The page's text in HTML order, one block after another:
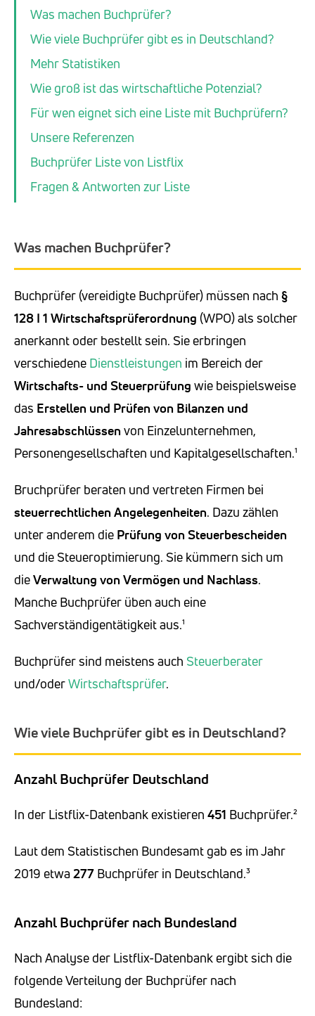
Was machen Buchprüfer?
Wie viele Buchprüfer gibt es in Deutschland?
Mehr Statistiken
Wie groß ist das wirtschaftliche Potenzial?
Für wen eignet sich eine Liste mit Buchprüfern?
Unsere Referenzen
Buchprüfer Liste von Listflix
Fragen & Antworten zur Liste
Was machen Buchprüfer?
Buchprüfer (vereidigte Buchprüfer) müssen nach §
128 I 1 Wirtschaftsprüferordnung (WPO) als solcher
anerkannt oder bestellt sein. Sie erbringen
verschiedene Dienstleistungen im Bereich der
Wirtschafts- und Steuerprüfung wie beispielsweise
das Erstellen und Prüfen von Bilanzen und
Jahresabschlüssen von Einzelunternehmen,
Personengesellschaften und Kapitalgesellschaften.¹
Bruchprüfer beraten und vertreten Firmen bei
steuerrechtlichen Angelegenheiten. Dazu zählen
unter anderem die Prüfung von Steuerbescheiden
und die Steueroptimierung. Sie kümmern sich um
dieVerwaltung von Vermögen und Nachlass.
Manche Buchprüfer üben auch eine
Sachverständigentätigkeit aus.¹
Buchprüfer sind meistens auch Steuerberater
und/oderWirtschaftsprüfer.
Wie viele Buchprüfer gibt es in Deutschland?
Anzahl Buchprüfer Deutschland
In der Listflix-Datenbank existieren 451 Buchprüfer.²
Laut dem Statistischen Bundesamt gab es im Jahr
2019 etwa 277 Buchprüfer in Deutschland.³
Anzahl Buchprüfer nach Bundesland
Nach Analyse der Listflix-Datenbank ergibt sich die
folgende Verteilung der Buchprüfer nach
Bundesland: